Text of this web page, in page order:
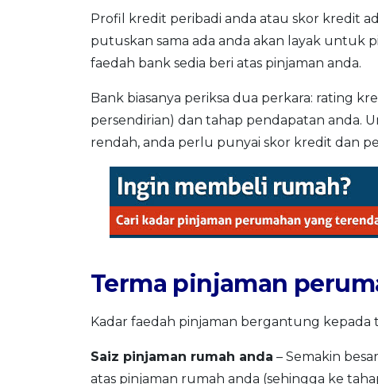
Profil kredit peribadi anda atau skor kredit
putuskan sama ada anda akan layak untuk
faedah bank sedia beri atas pinjaman anda.
Bank biasanya periksa dua perkara: rating
persendirian) dan tahap pendapatan anda.
rendah, anda perlu punyai skor kredit dan
Terma pinjaman
Kadar faedah pinjaman bergantung kepada
Saiz pinjaman rumah anda – Semakin
atas pinjaman rumah anda (sehingga ke